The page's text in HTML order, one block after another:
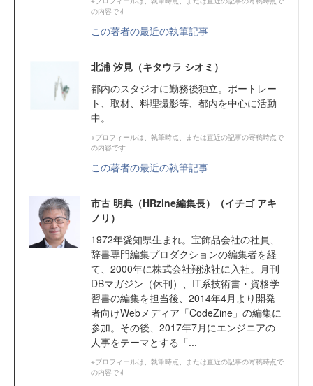
の内容です
この著者の最近の執筆記事
北浦 汐見（キタウラ シオミ）
都内のスタジオに勤務後独立。ポートレー
ト、取材、料理撮影等、都内を中心に活動
中。
※プロフィールは、執筆時点、または直近の記事の寄稿時点で
の内容です
この著者の最近の執筆記事
市古 明典（HRzine編集長）（イチゴ アキ
ノリ）
1972年愛知県生まれ。宝飾品会社の社員、
辞書専門編集プロダクションの編集者を経
て、2000年に株式会社翔泳社に入社。月刊
DBマガジン（休刊）、IT系技術書・資格学
習書の編集を担当後、2014年4月より開発
者向けWebメディア「CodeZine」の編集に
参加。その後、2017年7月にエンジニアの
人事をテーマとする「...
※プロフィールは、執筆時点、または直近の記事の寄稿時点で
の内容です